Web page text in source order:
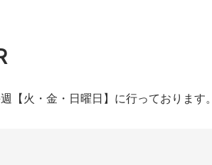
【火・金・日曜日】に行っております。